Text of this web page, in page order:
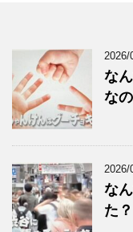
2026/
な
な
2026/
な
た